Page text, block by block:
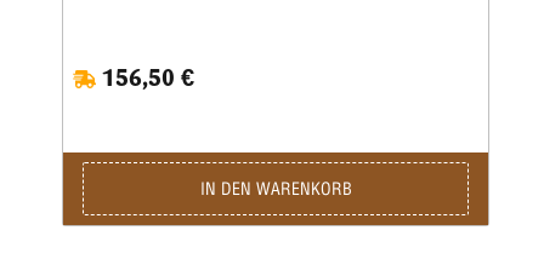
benutzen. Mit der Factory-Crimp-Matrize von LEE haben Sie
die Möglichkeit, an der fertig geladenen Patrone den
Selbstladern. Bei Patronenhülsen werden über eine
Crimpklaue die ersten 1-2 mm des Hülsenmundes in das
Geschoss, bzw. in die Crimprille gepresst. Der Pressdruck
kann durch Verstellen des Matrizenkörpers fein justiert
156,50 €
IN DEN WARENKORB